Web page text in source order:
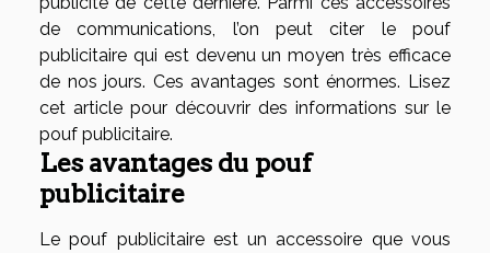
de communications, l’on peut citer le pouf
publicitaire qui est devenu un moyen très efficace
de nos jours. Ces avantages sont énormes. Lisez
cet article pour découvrir des informations sur le
pouf publicitaire.
Les avantages du pouf
publicitaire
Le pouf publicitaire est un accessoire que vous